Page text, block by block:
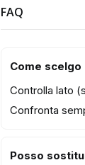
FAQ
Come
Controlla lato
Confronta
Posso